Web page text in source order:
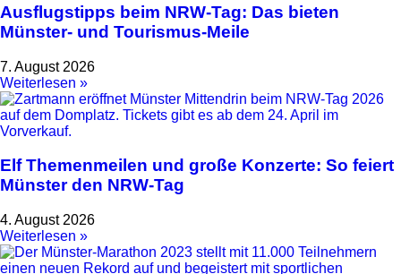
Ausflugstipps beim NRW-Tag: Das bieten
Münster- und Tourismus-Meile
7. August 2026
Weiterlesen »
Elf Themenmeilen und große Konzerte: So feiert
Münster den NRW-Tag
4. August 2026
Weiterlesen »